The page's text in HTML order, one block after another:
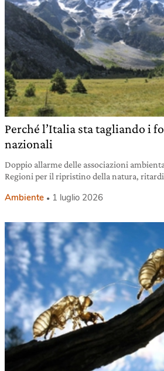
Perché l’Italia sta tagliando i
nazionali
Doppio allarme delle associazioni
Regioni per il ripristino della natura,
Ambiente 1 luglio 2026